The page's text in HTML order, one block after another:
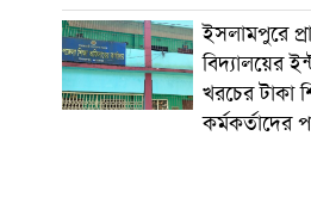
ইসলামপুরে
বিদ্যালয়ের
খরচের টাকা
কর্মকর্তাদের